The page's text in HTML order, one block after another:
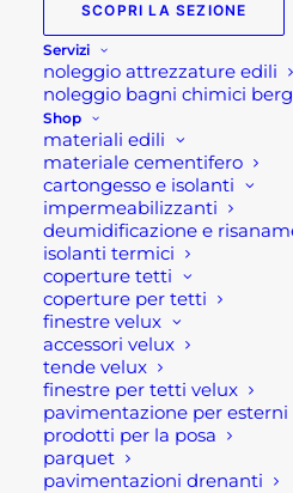
SCOPRI LA SEZIONE
Servizi
noleggio attrezzature edili
noleggio bagni chimici
Shop
materiali edili
materiale cementifero
cartongesso e isolanti
impermeabilizzanti
deumidificazione e
isolanti termici
coperture tetti
coperture per tetti
finestre velux
accessori velux
tende velux
finestre per tetti velux
pavimentazione per esterni
prodotti per la posa
parquet
pavimentazioni drenanti
Set sedie e
Sardegna
Set di sedie e tavolo
e piano del tavolo con
mosaico blu, in ferro
Caratteristiche
Dimensioni: cm 60 Ø x 75 h
Colore: Blu
Forma: Circolare
Tipologia: Pieghevole
Stile: Vintage
Decoro mosaico blu